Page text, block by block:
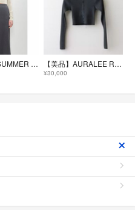
AURALEE SUMMER CASHMERE KNIT CARDIGAN 【美品】AURALEE RIB KNIT SHORT CARDIGAN
¥30,000